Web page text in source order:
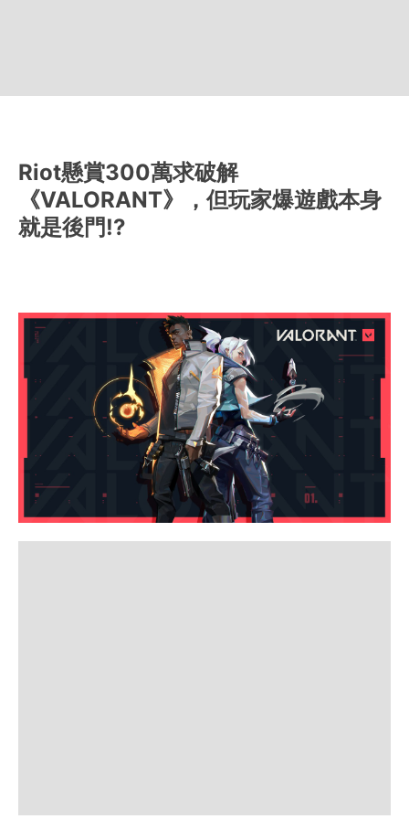
Riot懸賞300萬求破解
《VALORANT》，但玩家爆遊戲本身
就是後門!?